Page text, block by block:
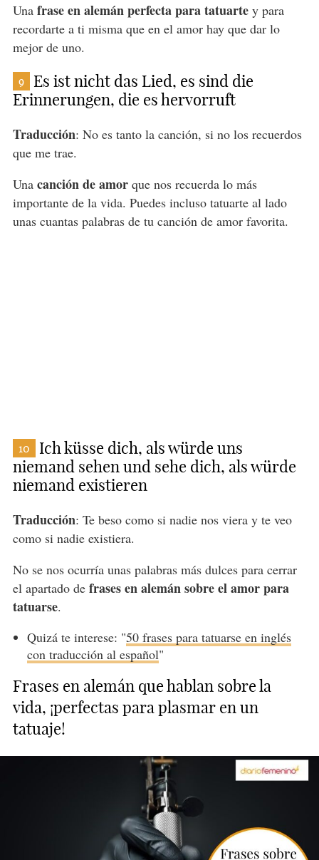
Una frase en alemán perfecta para tatuartey para
recordarte a ti misma que en el amor hay que dar lo
mejor de uno.
9
Es ist nicht das Lied, es sind die
Erinnerungen, die es hervorruft
Traducción: No es tanto la canción, si no los recuerdos
que me trae.
Una canción de amorque nos recuerda lo más
importante de la vida. Puedes incluso tatuarte al lado
unas cuantas palabras de tu canción de amor favorita.
10
Ich küsse dich, als würde uns
niemand sehen und sehe dich, als würde
niemand existieren
Traducción: Te beso como si nadie nos viera y te veo
como si nadie existiera.
No se nos ocurría unas palabras más dulces para cerrar
el apartado defrases en alemán sobre el amor para
tatuarse.
Quizá te interese: "50 frases para tatuarse en inglés
con traducción al español"
Frases en alemán que hablan sobre la
vida, ¡perfectas para plasmar en un
tatuaje!